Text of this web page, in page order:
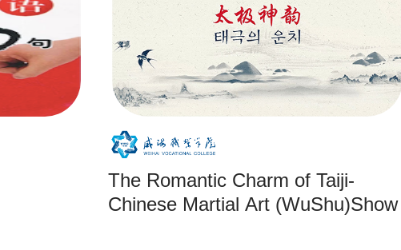
The Romantic Charm of Taiji-
Chinese Martial Art (WuShu)Show